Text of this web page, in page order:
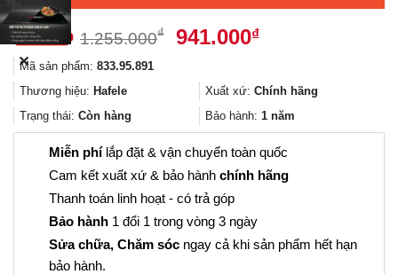
1.255.000₫
Giá
1.255.000₫.
941.000₫Giá
là:
941.000₫.
Mã sản phẩm: 833.95.891
Thương hiệu: Hafele Xuất xứ: Chính hãng
Trạng thái: Còn hàng Bảo hành: 1 năm
Miễn phílắp đặt & vận chuyển toàn quốc
Cam kết xuất xứ & bảo hành chính hãng
Thanh toán linh hoạt - có trả góp
Bảo hành 1 đổi 1 trong vòng 3 ngày
Sửa chữa, Chăm sóc ngay cả khi sản phẩm hết hạn
bảo hành.
✕